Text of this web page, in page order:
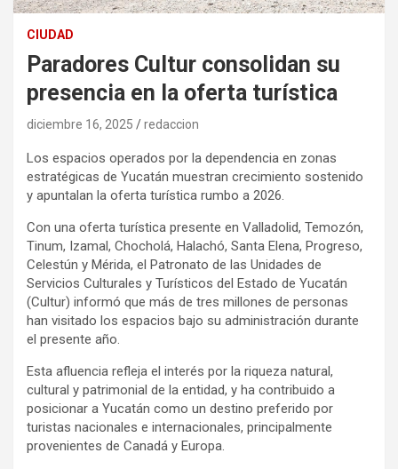
CIUDAD
Paradores Cultur consolidan su
presencia en la oferta turística
diciembre 16, 2025 redaccion
Los espacios operados por la dependencia en zonas
estratégicas de Yucatán muestran crecimiento sostenido
y apuntalan la oferta turística rumbo a 2026.
Con una oferta turística presente en Valladolid, Temozón,
Tinum, Izamal, Chocholá, Halachó, Santa Elena, Progreso,
Celestún y Mérida, el Patronato de las Unidades de
Servicios Culturales y Turísticos del Estado de Yucatán
(Cultur) informó que más de tres millones de personas
han visitado los espacios bajo su administración durante
el presente año.
Esta afluencia refleja el interés por la riqueza natural,
cultural y patrimonial de la entidad, y ha contribuido a
posicionar a Yucatán como un destino preferido por
turistas nacionales e internacionales, principalmente
provenientes de Canadá y Europa.